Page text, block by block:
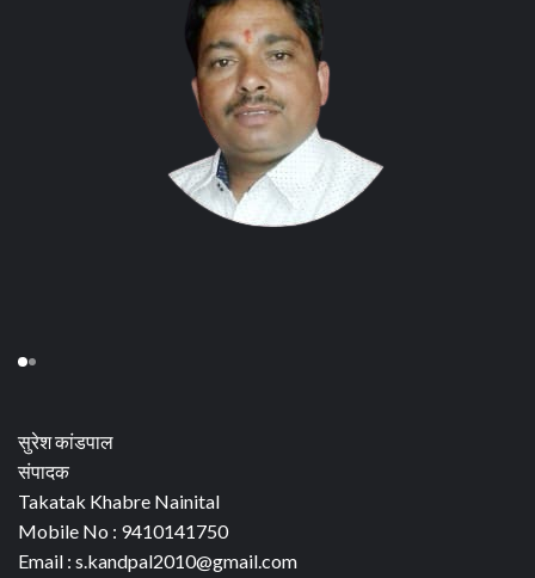
सुरेश कांडपाल
संपादक
Takatak Khabre Nainital
Mobile No : 9410141750
Email : s.kandpal2010@gmail.com